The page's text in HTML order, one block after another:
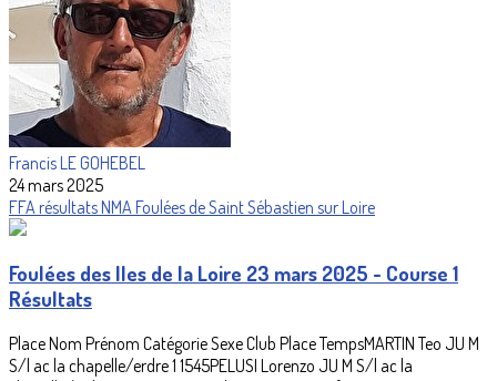
Francis LE GOHEBEL
24 mars 2025
FFA résultatsNMA Foulées de Saint Sébastien sur Loire
Foulées des Iles de la Loire 23 mars 2025 - Course 1
Résultats
Place Nom Prénom Catégorie Sexe Club Place TempsMARTIN Teo JU M
S/l ac la chapelle/erdre 1 1545PELUSI Lorenzo JU M S/l ac la